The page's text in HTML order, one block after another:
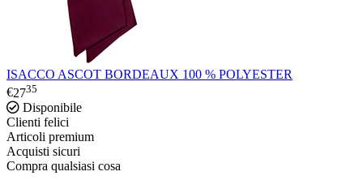
ISACCO ASCOT BORDEAUX 100 % POLYESTER
€2735
Disponibile
Clienti felici
Articoli premium
Acquisti sicuri
Compra qualsiasi cosa